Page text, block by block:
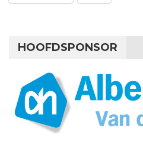
HOOFDSPONSOR